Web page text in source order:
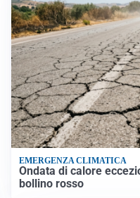
EMERGENZA CLIMATICA
Ondata di calore
bollino rosso